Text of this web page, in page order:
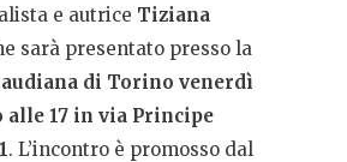
e autrice Tiziana
sarà presentato presso la
di Torino venerdì
alle 17 in via Principe
. L’incontro è promosso dal